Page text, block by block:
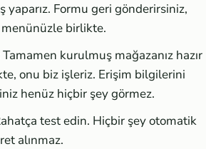
yaparız. Formu geri gönderirsiniz,
birlikte.
Tamamen kurulmuş mağazanız hazır
onu biz işleriz. Erişim bilgilerini
henüz hiçbir şey görmez.
test edin. Hiçbir şey otomatik
alınmaz.